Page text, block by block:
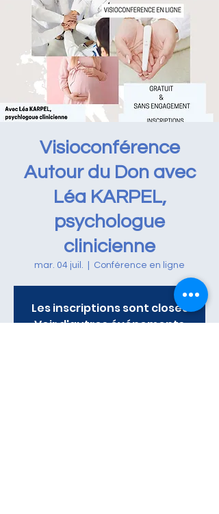
Visioconférence
Autour du Don avec
Léa KARPEL,
psychologue
clinicienne
mar. 04 juil. Conférence en ligne
Les inscriptions sont closes
Voir d'autres événements